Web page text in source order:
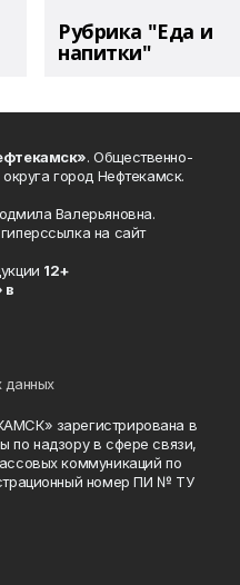
Рубрика "Еда и
напитки"
. Общественно-
город Нефтекамск.
Валерьяновна.
на сайт
12+
в
данных
зарегистрирована в
по надзору в сфере связи,
коммуникаций по
номер ПИ № ТУ